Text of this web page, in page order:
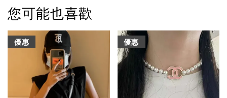
您可能也喜歡
優惠 優惠